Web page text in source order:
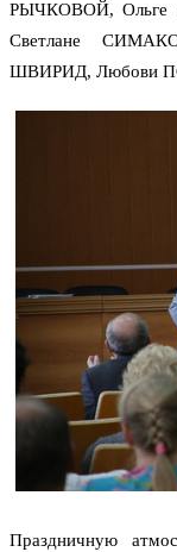
РЫЧКОВОЙ,
Светлане
ШВИРИД, Любови
Праздничную